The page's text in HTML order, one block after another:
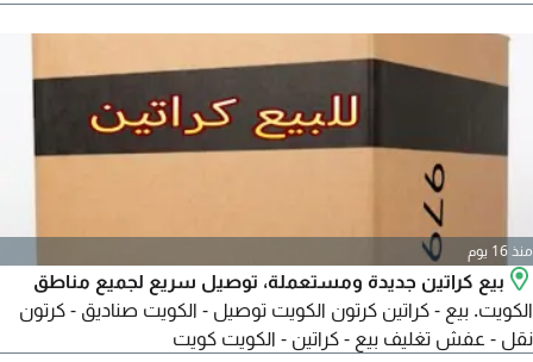
والمخازن، دعم عدد كبير من الأصناف والعملاء والموردين، فواتير
مبيعات ومشتريات. للتواصل اتصال أو واتساب للاستفسار أو طلب
منذ 16 يوم
بيع كراتين جديدة ومستعملة، توصيل سريع لجميع مناطق
الكويت. بيع - كراتين كرتون الكويت توصيل - الكويت صناديق - كرتون
نقل - عفش تغليف بيع - كراتين - الكويت كويت